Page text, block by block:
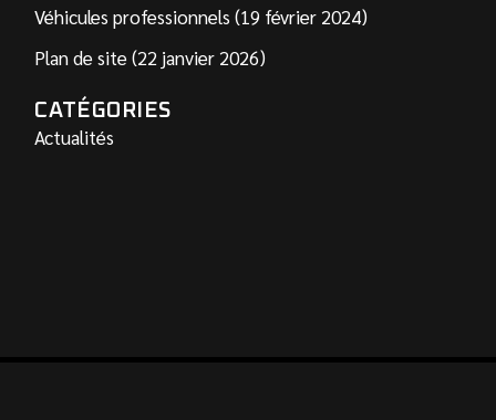
Véhicules professionnels (19 février 2024)
Plan de site (22 janvier 2026)
CATÉGORIES
Actualités